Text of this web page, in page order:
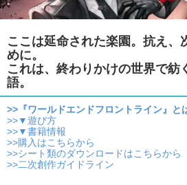
ここは延命された楽園。抗え、
めに。
これは、終わりかけの世界で紡
語。
>>『ワールドエンドフロントライン』と
>>▼遊び方
>>▼書籍情報
>>購入はこちらから
>>シート類のダウンロードはこちらから
>>二次創作ガイドライン